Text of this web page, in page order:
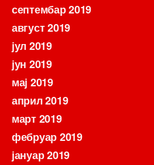
септембар 2019
август 2019
јул 2019
јун 2019
мај 2019
април 2019
март 2019
фебруар 2019
јануар 2019